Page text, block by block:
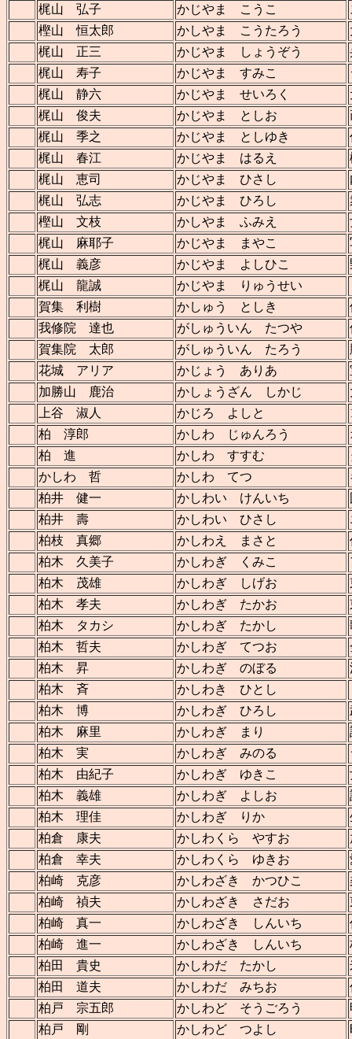
梶山 弘子
かじやま こうこ
樫山 恒太郎
かしやま こうたろう
梶山 正三
かじやま しょうぞう
梶山 寿子
かじやま すみこ
梶山 静六
かじやま せいろく
梶山 俊夫
かじやま としお
梶山 季之
かじやま としゆき
梶山 春江
かじやま はるえ
梶山 恵司
かじやま ひさし
梶山 弘志
かじやま ひろし
樫山 文枝
かしやま ふみえ
梶山 麻耶子
かじやま まやこ
梶山 義彦
かじやま よしひこ
梶山 龍誠
かじやま りゅうせい
賀集 利樹
かしゅう としき
我修院 達也
がしゅういん たつや
賀集院 太郎
がしゅういん たろう
花城 アリア
かじょう ありあ
加勝山 鹿治
かしょうざん しかじ
上谷 淑人
かじろ よしと
柏 淳郎
かしわ じゅんろう
柏 進
かしわ すすむ
かしわ 哲
かしわ てつ
柏井 健一
かしわい けんいち
柏井 壽
かしわい ひさし
柏枝 真郷
かしわえ まさと
柏木 久美子
かしわぎ くみこ
柏木 茂雄
かしわぎ しげお
柏木 孝夫
かしわぎ たかお
柏木 タカシ
かしわぎ たかし
柏木 哲夫
かしわぎ てつお
柏木 昇
かしわぎ のぼる
柏木 斉
かしわき ひとし
柏木 博
かしわぎ ひろし
柏木 麻里
かしわぎ まり
柏木 実
かしわぎ みのる
柏木 由紀子
かしわぎ ゆきこ
柏木 義雄
かしわぎ よしお
柏木 理佳
かしわぎ りか
柏倉 康夫
かしわくら やすお
柏倉 幸夫
かしわくら ゆきお
柏崎 克彦
かしわざき かつひこ
柏崎 禎夫
かしわざき さだお
柏崎 真一
かしわざき しんいち
柏崎 進一
かしわざき しんいち
柏田 貴史
かしわだ たかし
柏田 道夫
かしわだ みちお
柏戸 宗五郎
かしわど そうごろう
柏戸 剛
かしわど つよし